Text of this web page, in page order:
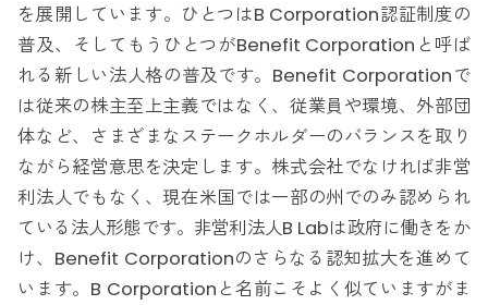
を展開しています。ひとつはB Corporation認証制度の
普及、そしてもうひとつがBenefit Corporationと呼ば
れる新しい法人格の普及です。Benefit Corporationで
は従来の株主至上主義ではなく、従業員や環境、外部団
体など、さまざまなステークホルダーのバランスを取り
ながら経営意思を決定します。株式会社でなければ非営
利法人でもなく、現在米国では一部の州でのみ認められ
ている法人形態です。非営利法人B Labは政府に働きをか
け、Benefit Corporationのさらなる認知拡大を進めて
います。B Corporationと名前こそよく似ていますがま